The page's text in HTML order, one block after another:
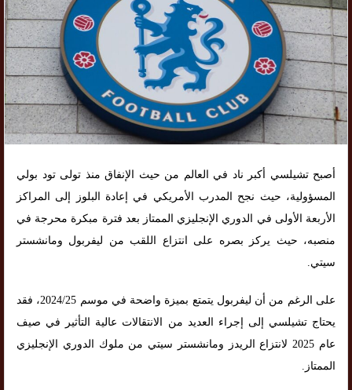
أصبح تشيلسي أكبر ناد في العالم من حيث الإنفاق منذ تولى تود بولي
المسؤولية، حيث نجح المدرب الأمريكي في إعادة البلوز إلى المراكز
الأربعة الأولى في الدوري الإنجليزي الممتاز بعد فترة مبكرة محرجة في
منصبه، حيث يركز بصره على انتزاع اللقب من ليفربول ومانشستر
سيتي.
على الرغم من أن ليفربول يتمتع بميزة واضحة في موسم 2024/25، فقد
يحتاج تشيلسي إلى إجراء العديد من الانتقالات عالية التأثير في صيف
عام 2025 لانتزاع الريدز ومانشستر سيتي من ملوك الدوري الإنجليزي
الممتاز.